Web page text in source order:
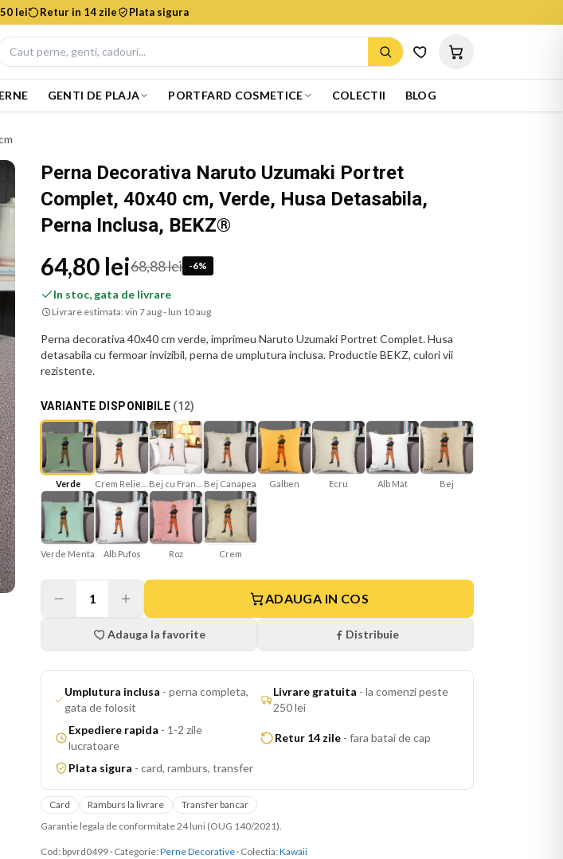
lei Retur in 14 zile Plata sigura
GENTI DE PLAJA PORTFARD COSMETICE COLECTII BLOG
Perna Decorativa Naruto Uzumaki Portret
Complet, 40x40 cm, Verde, Husa Detasabila,
Perna Inclusa, BEKZ®
64,80 lei68,88 lei -6%
In stoc, gata de livrare
Livrare estimata: vin 7 aug - lun 10 aug
Perna decorativa 40x40 cm verde, imprimeu Naruto Uzumaki Portret Complet. Husa
detasabila cu fermoar invizibil, perna de umplutura inclusa. Productie BEKZ, culori vii
rezistente.
VARIANTE DISPONIBILE (12)
Verde Bej Canapea Galben Ecru Alb Mat Bej
Verde Menta Alb Pufos Roz Crem
1 ADAUGA IN COS
Adauga la favorite Distribuie
Umplutura inclusa -perna completa,
gata de folosit
Livrare gratuita -la comenzi peste
250 lei
Expediere rapida - 1-2 zile
lucratoare
Retur 14 zile - fara batai de cap
Plata sigura - card, ramburs, transfer
Card Ramburs la livrare
Transfer bancar
Garantie legala de conformitate 24 luni (OUG 140/2021).
Cod: bpvrd0499 · Categorie: Perne Decorative · Colectia: Kawaii